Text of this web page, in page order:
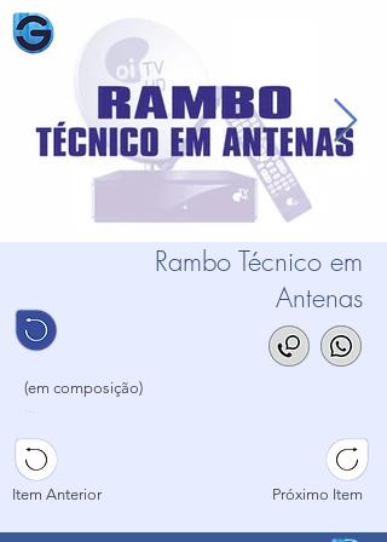
Rambo Técnico em
Antenas
(em composição)
...
...
Item Anterior Próximo Item